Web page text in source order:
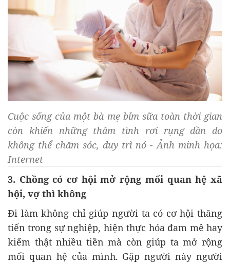
Cuộc sống của một bà mẹ bỉm sữa toàn thời gian
còn khiến những thâm tình rơi rụng dần do
không thể chăm sóc, duy trì nó - Ảnh minh họa:
Internet
3. Chồng có cơ hội mở rộng mối quan hệ xã
hội, vợ thì không
Đi làm không chỉ giúp người ta có cơ hội thăng
tiến trong sự nghiệp, hiện thực hóa đam mê hay
kiếm thật nhiều tiền mà còn giúp ta mở rộng
mối quan hệ của mình. Gặp người này người